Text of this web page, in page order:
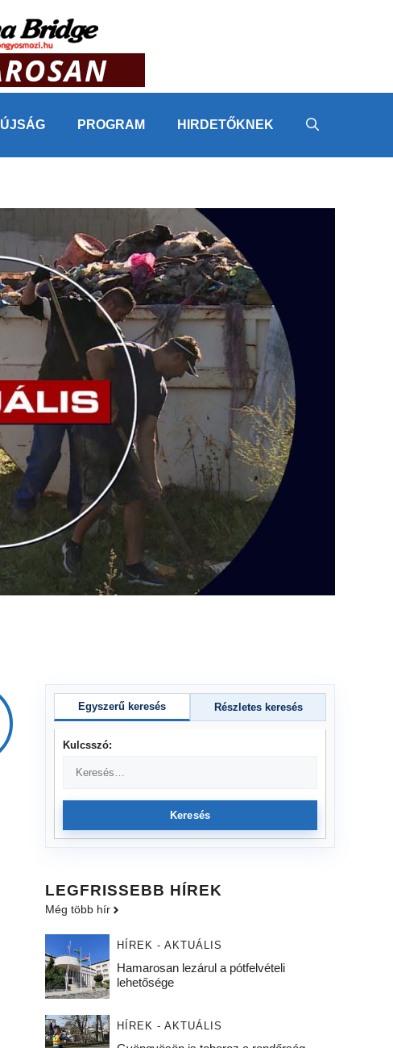
ÚJSÁG PROGRAM HIRDETŐKNEK
Egyszerű keresés Részletes keresés
Kulcsszó:
Keresés
LEGFRISSEBB HÍREK
Még több hír
HÍREK - AKTUÁLIS
Hamarosan lezárul a pótfelvételi
lehetősége
HÍREK - AKTUÁLIS